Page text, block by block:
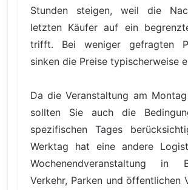
Stunden steigen, weil die
letzten Käufer auf ein
trifft. Bei weniger gefragten
sinken die Preise typischerweise
Da die Veranstaltung am
sollten Sie auch die
spezifischen Tages
Werktag hat eine andere
Wochenendveranstaltung in
Verkehr, Parken und öffentlichen